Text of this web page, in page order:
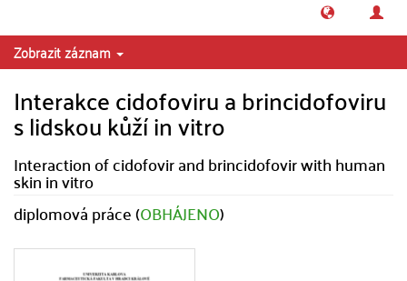
Zobrazit záznam
Interakce cidofoviru a brincidofoviru
s lidskou kůží in vitro
Interaction of cidofovir and brincidofovir with human
skin in vitro
diplomová práce (OBHÁJENO)